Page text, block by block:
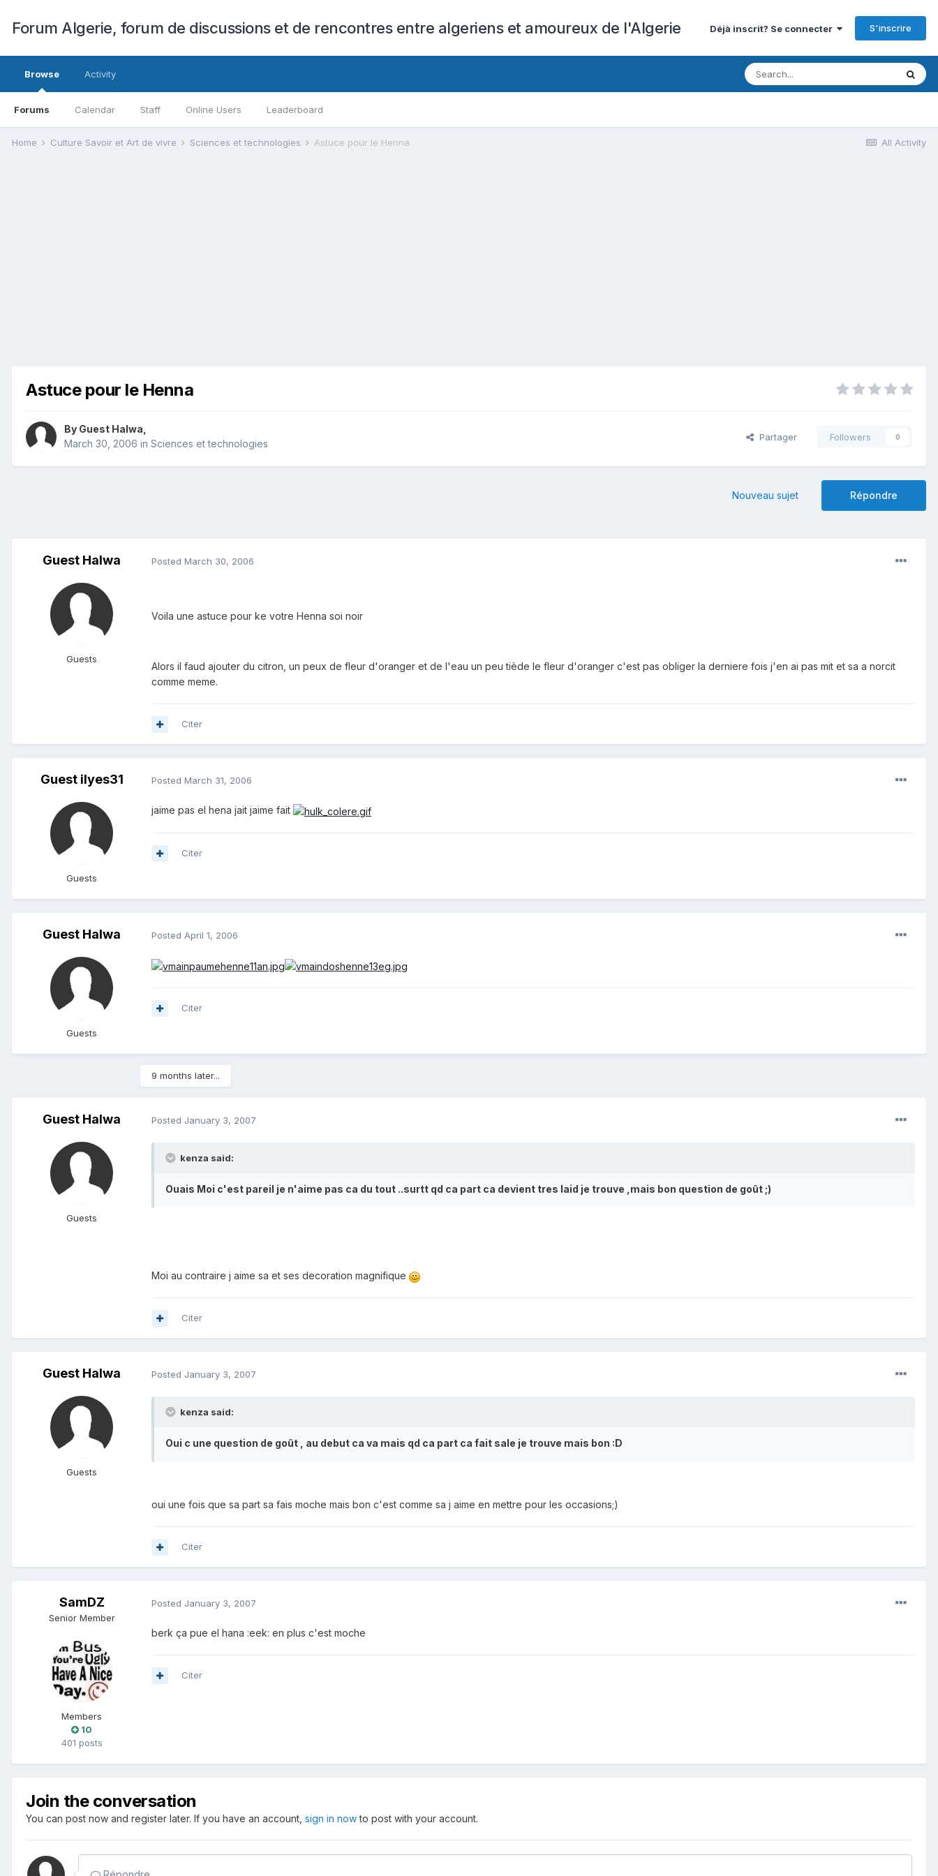
Forum Algerie, forum de discussions et de rencontres entre algeriens et amoureux de l'Algerie Déjà inscrit? Se connecter S'inscrire
Browse
Forums Calendar Staff Online Users Leaderboard
Activity
All Activity
Home Culture Savoir et Art de vivre Sciences et technologies Astuce pour le Henna
Astuce pour le Henna
By Guest Halwa,
March 30, 2006 in Sciences et technologies
Partager Followers 0
Répondre
Nouveau sujet
Guest Halwa
Guests
Posted March 30, 2006
Voila une astuce pour ke votre Henna soi noir
Alors il faud ajouter du citron, un peux de fleur d'oranger et de l'eau un peu tiède le fleur d'oranger c'est pas obliger la derniere fois j'en ai pas mit et sa a norcit
comme meme.
Citer
Guest ilyes31
Guests
Posted March 31, 2006
jaime pas el hena jait jaime fait
Citer
Guest Halwa
Guests
Posted April 1, 2006
Citer
9 months later...
Guest Halwa
Guests
Posted January 3, 2007
kenza said:
Ouais Moi c'est pareil je n'aime pas ca du tout ..surtt qd ca part ca devient tres laid je trouve ,mais bon question de goût ;)
Moi au contraire j aime sa et ses decoration magnifique
Citer
Guest Halwa
Guests
Posted January 3, 2007
kenza said:
Oui c une question de goût , au debut ca va mais qd ca part ca fait sale je trouve mais bon :D
oui une fois que sa part sa fais moche mais bon c'est comme sa j aime en mettre pour les occasions;)
Citer
SamDZ
Senior Member
Members
10
401 posts
Posted January 3, 2007
berk ça pue el hana :eek: en plus c'est moche
Citer
Join the conversation
You can post now and register later. If you have an account, sign in nowto post with your account.